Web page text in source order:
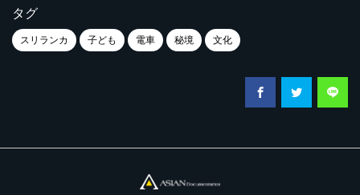
タグ
スリランカ 子ども 電車 秘境 文化